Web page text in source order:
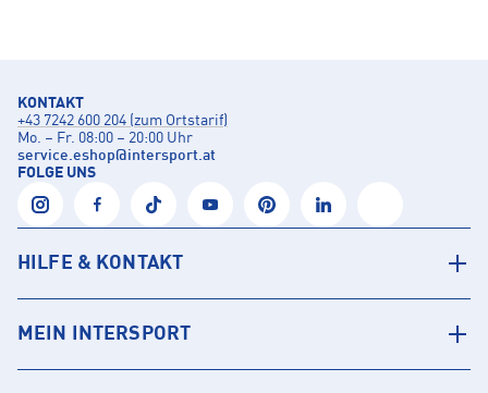
KONTAKT
+43 7242 600 204 (zum Ortstarif)
Mo. – Fr. 08:00 – 20:00 Uhr
service.eshop@intersport.at
FOLGE UNS
HILFE & KONTAKT
MEIN INTERSPORT